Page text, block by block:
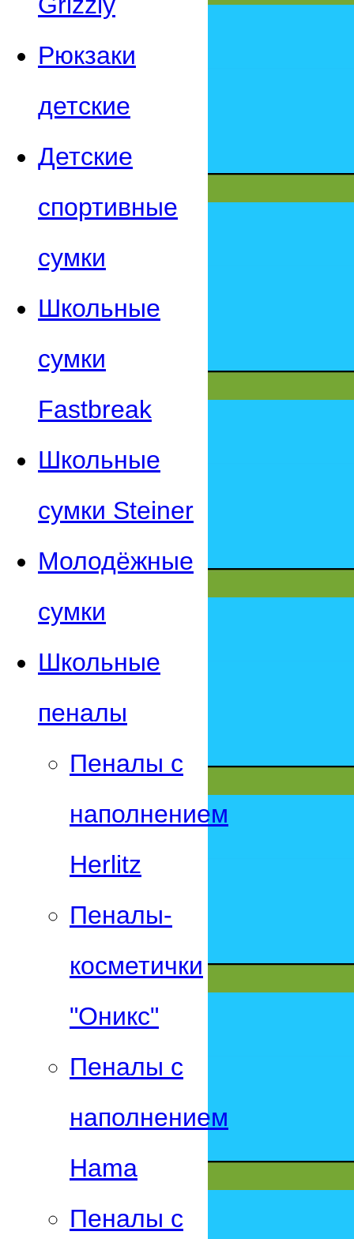
Рюкзаки
детские
Детские
спортивные
сумки
Школьные
сумки
Fastbreak
Школьные
сумки Steiner
Молодёжные
сумки
Школьные
пеналы
Пеналы с
наполнением
Herlitz
Пеналы-
косметички
"Оникс"
Пеналы с
наполнением
Hama
Пеналы с